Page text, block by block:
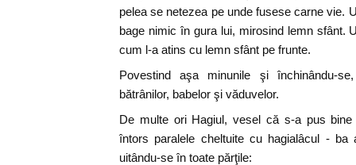
pelea se netezea pe unde fusese carne vie.
bage nimic în gura lui, mirosind lemn sfânt.
cum l-a atins cu lemn sfânt pe frunte.
Povestind aşa minunile şi închinându-
bătrânilor, babelor şi văduvelor.
De multe ori Hagiul, vesel că s-a pus
întors paralele cheltuite cu hagialâcul -
uitându-se în toate părţile: